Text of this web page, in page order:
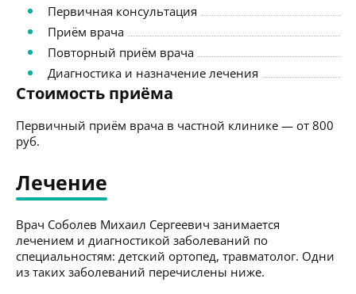
Первичная консультация
Приём врача
Повторный приём врача
Диагностика и назначение лечения
Стоимость приёма
Первичный приём врача в частной клинике — от 800
руб.
Лечение
Врач Соболев Михаил Сергеевич занимается
лечением и диагностикой заболеваний по
специальностям: детский ортопед, травматолог. Одни
из таких заболеваний перечислены ниже.